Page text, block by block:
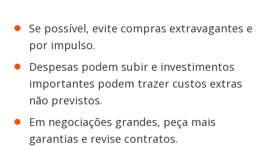
Se possível, evite compras extravagantes e
por impulso.
Despesas podem subir e investimentos
importantes podem trazer custos extras
não previstos.
Em negociações grandes, peça mais
garantias e revise contratos.